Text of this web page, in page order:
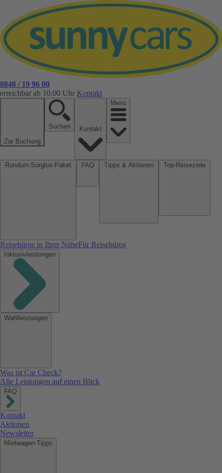
0848 / 19 96 00
erreichbar ab 10:00 Uhr Kontakt
Zur Buchung
Suchen
Menü
Reisebüros in Ihrer NäheFür Reisebüros
Inklusivleistungen
Wahlleistungen
Was ist Car Check?
Alle Leistungen auf einen Blick
FAQ
Kontakt
Aktionen
Newsletter
Mietwagen-Tipps